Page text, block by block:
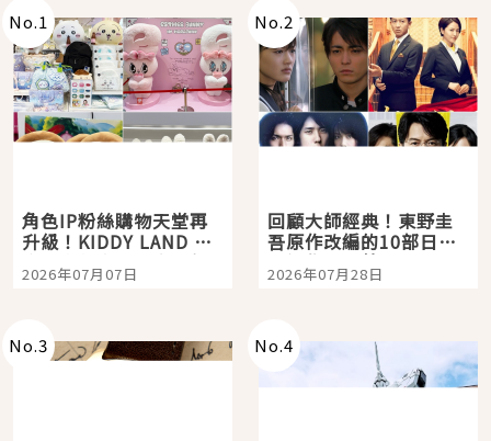
No.1
角色IP粉絲購物天堂再
升級！KIDDY LAND 原
宿店吉伊卡哇迎客，新
開幕 OMOKADO 店3分
2026年07月07日
No.2
回顧大師經典！東野圭
吾原作改編的10部日本
影視作品推薦
2026年07月28日
No.3 No.4